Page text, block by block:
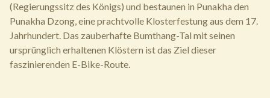
(Regierungssitz des Königs) und bestaunen in Punakha den
Punakha Dzong, eine prachtvolle Klosterfestung aus dem 17.
Jahrhundert. Das zauberhafte Bumthang-Tal mit seinen
ursprünglich erhaltenen Klöstern ist das Ziel dieser
faszinierenden E-Bike-Route.